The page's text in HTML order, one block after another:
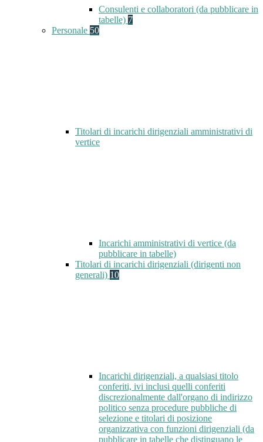
Consulenti e collaboratori (da pubblicare in
tabelle) 7
Personale 50
Titolari di incarichi dirigenziali amministrativi di
vertice
Incarichi amministrativi di vertice (da
pubblicare in tabelle)
Titolari di incarichi dirigenziali (dirigenti non
generali) 10
Incarichi dirigenziali, a qualsiasi titolo
conferiti, ivi inclusi quelli conferiti
discrezionalmente dall'organo di indirizzo
politico senza procedure pubbliche di
selezione e titolari di posizione
organizzativa con funzioni dirigenziali (da
pubblicare in tabelle che distinguano le